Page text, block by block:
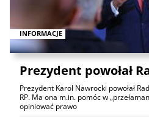
INFORMACJE
Prezydent powołał
Prezydent Karol Nawrocki powołał
RP. Ma ona m.in. pomóc w
opiniować prawo